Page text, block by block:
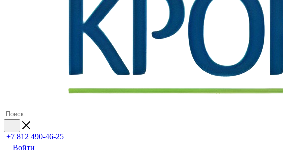
+7 812 490-46-25
Войти